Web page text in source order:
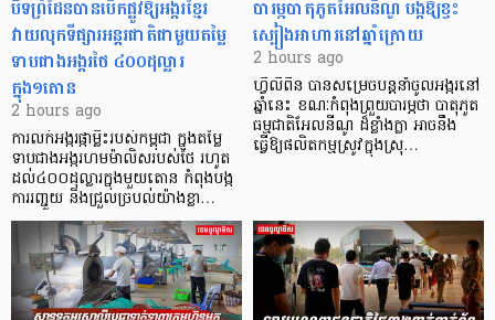
បិទព្រំដែនបានបើកផ្លូវឱ្យអង្ករខ្មែរ
វាយលុកទីផ្សារអន្តរជាតិជាមួយតម្លៃ
ទាបជាងអង្ករថៃ ៤០០ដុល្លារ
ក្នុង១តោន
2 hours ago
ការលក់អង្ករផ្កាម្លិះរបស់កម្ពុជា ក្នុងតម្លៃ
ទាបជាងអង្ករហមម៉ាលិសរបស់ថៃ រហូត
ដល់៤០០ដុល្លារក្នុងមួយតោន កំពុងបង្ក
ការរញ្ជួយ និងជ្រួលច្របល់យ៉ាងខ្លា…
បារម្ភបាតុភូតអែលនីណូ បង្កឱ្យខ្វះ
ស្បៀងអាហារនៅឆ្នាំក្រោយ
2 hours ago
ហ្វីលីពីន បាន​សម្រេចបន្តនាំចូលអង្ករនៅ
ឆ្នាំនេះ ខណៈកំពុងព្រួយបារម្ភថា បាតុភូត
ធម្មជាតិអែលនីណូ ដ៏ខ្លាំងក្លា​ អាចនឹង
ធ្វើឱ្យផលិតកម្មស្រូវក្នុងស្រុ…